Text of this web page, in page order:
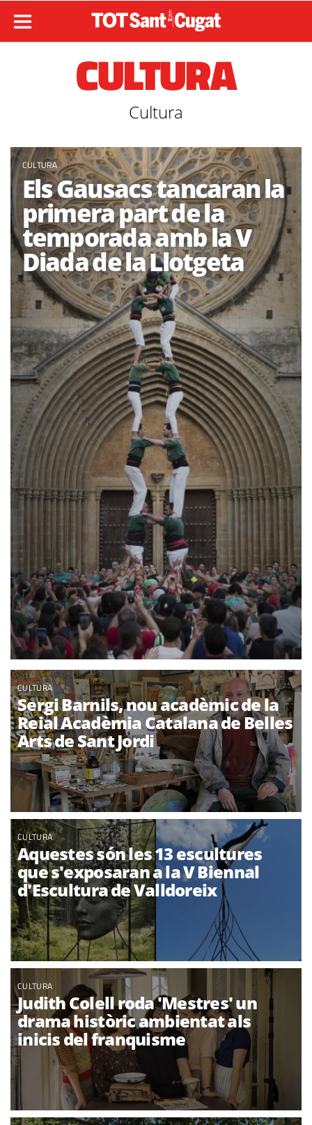
CULTURA
Cultura
CULTURA
Els Gausacs tancaran la
primera part de la
temporada amb la V
Diada de la Llotgeta
CULTURA
Sergi Barnils, nou acadèmic de la
Reial Acadèmia Catalana de Belles
Arts de Sant Jordi
CULTURA
Aquestes són les 13 escultures
que s'exposaran a la V Biennal
d'Escultura de Valldoreix
CULTURA
Judith Colell roda 'Mestres' un
drama històric ambientat als
inicis del franquisme